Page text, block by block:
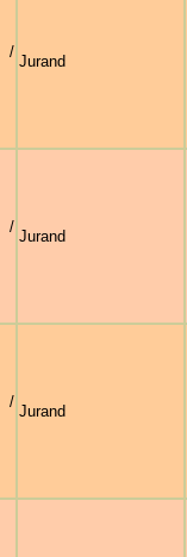
/
Jurand
/
Jurand
/
Jurand